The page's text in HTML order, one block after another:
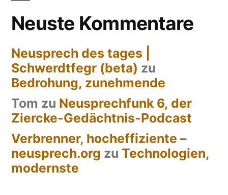
Neuste Kommentare
Neusprech des tages |
Schwerdtfegr (beta) zu
Bedrohung, zunehmende
Tom zu Neusprechfunk 6, der
Ziercke-Gedächtnis-Podcast
Verbrenner, hocheffiziente –
neusprech.org zu Technologien,
modernste